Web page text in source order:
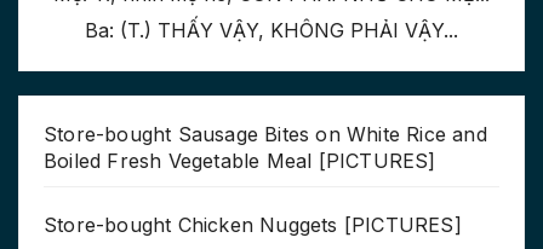
Ba: (T.) THẤY VẬY, KHÔNG PHẢI VẬY...
Store-bought Sausage Bites on White Rice and
Boiled Fresh Vegetable Meal [PICTURES]
Store-bought Chicken Nuggets [PICTURES]